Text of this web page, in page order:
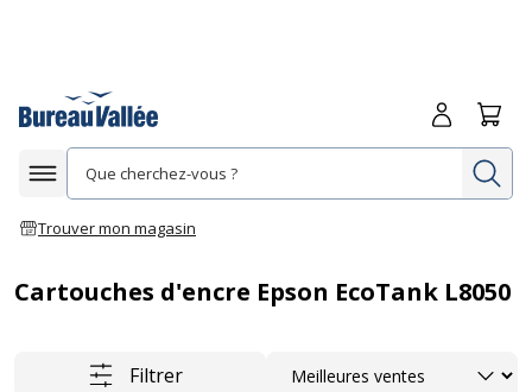
Afficher la navigation
Trouver mon magasin
Me
Cartouches d'encre Epson EcoTank L8050
Filtrer Trier